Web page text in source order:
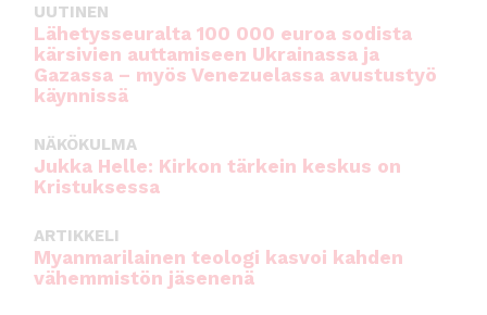
UUTINEN
Lähetysseuralta 100 000 euroa sodista
kärsivien auttamiseen Ukrainassa ja
Gazassa – myös Venezuelassa avustustyö
käynnissä
NÄKÖKULMA
Jukka Helle: Kirkon tärkein keskus on
Kristuksessa
ARTIKKELI
Myanmarilainen teologi kasvoi kahden
vähemmistön jäsenenä